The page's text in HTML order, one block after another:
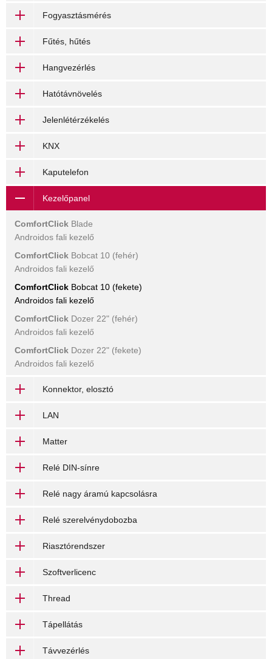
Fogyasztásmérés
Fűtés, hűtés
Hangvezérlés
Hatótávnövelés
Jelenlétérzékelés
KNX
Kaputelefon
Kezelőpanel
ComfortClick Blade
Androidos fali kezelő
ComfortClick Bobcat 10 (fehér)
Androidos fali kezelő
ComfortClick Bobcat 10 (fekete)
Androidos fali kezelő
ComfortClick Dozer 22" (fehér)
Androidos fali kezelő
ComfortClick Dozer 22" (fekete)
Androidos fali kezelő
Konnektor, elosztó
LAN
Matter
Relé DIN-sínre
Relé nagy áramú kapcsolásra
Relé szerelvénydobozba
Riasztórendszer
Szoftverlicenc
Thread
Tápellátás
Távvezérlés